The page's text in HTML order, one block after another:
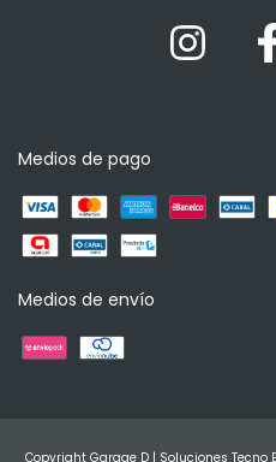
Medios de pago
Medios de envío
Copyright Garage D | Soluciones